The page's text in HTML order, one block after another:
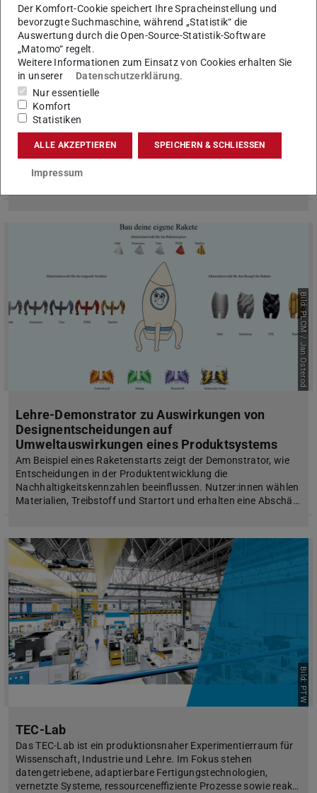
Digitainability-Demonstrator zur Bilanzierung
Mit dem Digitalen Produktpass wird der Nachweis von
Nachhaltigkeitsdaten immer wichtiger. Der Demonstrator
„LiBi3D“ zeigt am Beispiel additiver Fertigung, wie
Bild: PLCM / Jan Osterod
Lehre-Demonstrator zu Auswirkungen von
Designentscheidungen auf
Umweltauswirkungen eines Produktsystems
Am Beispiel eines Raketenstarts zeigt der Demonstrator, wie
Entscheidungen in der Produktentwicklung die
Nachhaltigkeitskennzahlen beeinflussen. Nutzer:innen wählen
Materialien, Treibstoff und Startort und erhalten eine Abschä…
Bild: PTW
TEC-Lab
Das TEC-Lab ist ein produktionsnaher Experimentierraum für
Wissenschaft, Industrie und Lehre. Im Fokus stehen
datengetriebene, adaptierbare Fertigungstechnologien,
vernetzte Systeme, ressourceneffiziente Prozesse sowie reak…
Der Komfort-Cookie speichert Ihre Spracheinstellung und
bevorzugte Suchmaschine, während „Statistik“ die
Auswertung durch die Open-Source-Statistik-Software
„Matomo“ regelt.
Weitere Informationen zum Einsatz von Cookies erhalten Sie
in unserer
Datenschutzerklärung.
Nur essentielle
Komfort
Statistiken
ALLE AKZEPTIEREN SPEICHERN & SCHLIESSEN
Impressum